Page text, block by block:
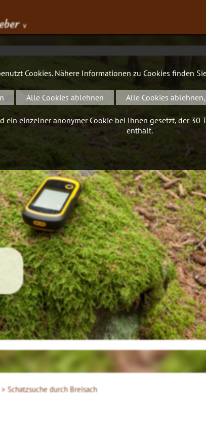
∨
Schatzsuche durch Breisach
Cookies. Nähere Informationen zu Cookies finden
Alle Cookies ablehnen Alle Cookies
ein einzelner anonymer Cookie bei Ihnen gesetzt, der
enthält.